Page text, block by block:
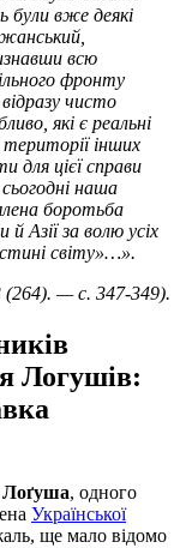
були вже деякі
всю
фронту
чисто
які є реальні
інших
для цієї справи
наша
боротьба
Азії за волю усіх
світу»…».
(264). — с. 347-349).
Логушів:
, одного
Української
ще мало відомо